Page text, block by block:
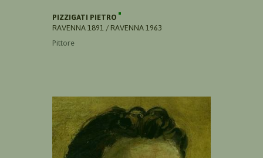
PIZZIGATI PIETRO
RAVENNA 1891 / RAVENNA 1963
Pittore